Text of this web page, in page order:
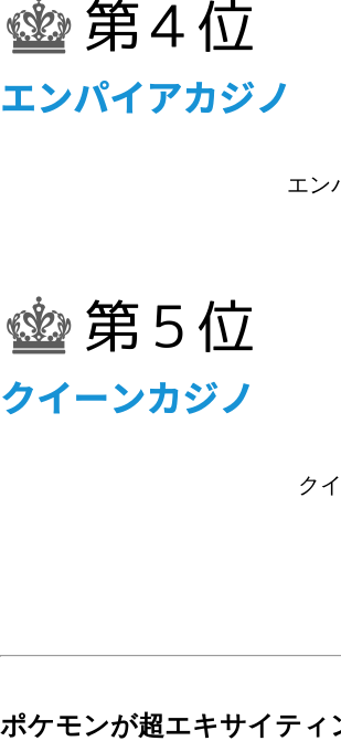
エン
ク
ポケモンが超エキサイテ